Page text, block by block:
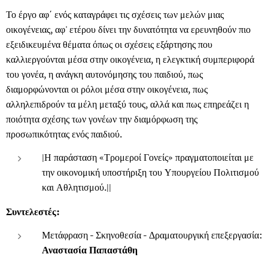
Το έργο αφ΄ ενός καταγράφει τις σχέσεις των μελών μιας
οικογένειας, αφ' ετέρου δίνει την δυνατότητα να ερευνηθούν πιο
εξειδικευμένα θέματα όπως οι σχέσεις εξάρτησης που
καλλιεργούνται μέσα στην οικογένεια, η ελεγκτική συμπεριφορά
του γονέα, η ανάγκη αυτονόμησης του παιδιού, πως
διαμορφώνονται οι ρόλοι μέσα στην οικογένεια, πως
αλληλεπιδρούν τα μέλη μεταξύ τους, αλλά και πως επηρεάζει η
ποιότητα σχέσης των γονέων την διαμόρφωση της
προσωπικότητας ενός παιδιού.
|Η παράσταση «Τρομεροί Γονείς» πραγματοποιείται με
την οικονομική υποστήριξη του Υπουργείου Πολιτισμού
και Αθλητισμού.||
Συντελεστές:
Μετάφραση - Σκηνοθεσία - Δραματουργική επεξεργασία:
Αναστασία Παπαστάθη